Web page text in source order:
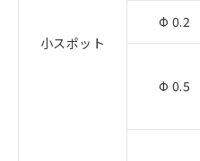
小スポット
Φ 0.2
Φ 0.5